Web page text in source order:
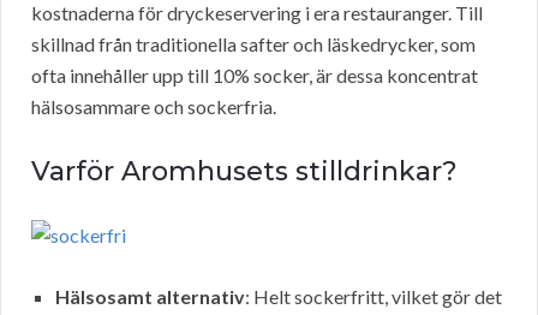
kostnaderna för dryckeservering i era restauranger. Till
skillnad från traditionella safter och läskedrycker, som
ofta innehåller upp till 10% socker, är dessa koncentrat
hälsosammare och sockerfria.
Varför Aromhusets stilldrinkar?
Hälsosamt alternativ: Helt sockerfritt, vilket gör det